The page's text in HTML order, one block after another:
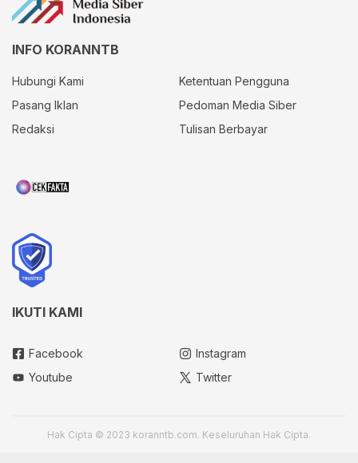
INFO KORANNTB
Hubungi Kami
Ketentuan Pengguna
Pasang Iklan
Pedoman Media Siber
Redaksi
Tulisan Berbayar
IKUTI KAMI
Facebook
Instagram
Youtube
Twitter
Hak Cipta © 2023 koranntb.com. Keseluruhan Hak Cipta.